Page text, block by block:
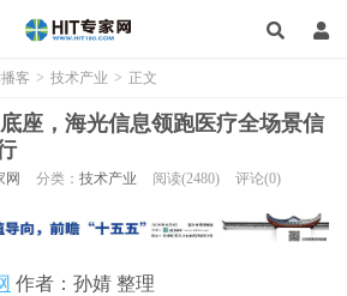
客 > 技术产业 > 正文
座，海光信息领跑医疗全场景信
网 分类： 技术产业 阅读(2480) 评论(0)
作者：孙婧 整理